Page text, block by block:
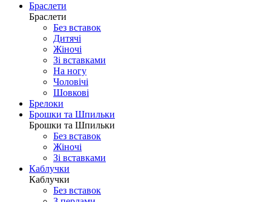
Браслети
Браслети
Без вставок
Дитячі
Жіночі
Зі вставками
На ногу
Чоловічі
Шовковi
Брелоки
Брошки та Шпильки
Брошки та Шпильки
Без вставок
Жіночі
Зі вставками
Каблучки
Каблучки
Без вставок